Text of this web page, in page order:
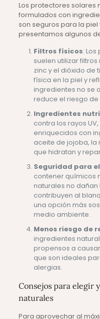
Los protectores solares
formulados con
son seguros para la
presentamos algunos
Filtros físicos:
suelen utilizar
zinc y el dióxido de
física en la piel y
ingredientes no se
reduce el riesgo
Ingredientes
contra los rayos
enriquecidos con
aceite de jojoba, la
que hidratan y
Seguridad para
contener químicos
naturales no
contribuyen al
una opción más
medio ambiente.
Menos riesgo de
ingredientes
propensos a
que son ideales
alergias.
Consejos para elegir
naturales
Para aprovechar al